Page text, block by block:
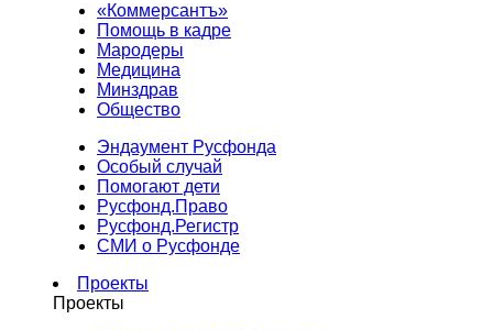
«Коммерсантъ»
Помощь в кадре
Мародеры
Медицина
Минздрав
Общество
Эндаумент Русфонда
Особый случай
Помогают дети
Русфонд.Право
Русфонд.Регистр
СМИ о Русфонде
Проекты
Проекты